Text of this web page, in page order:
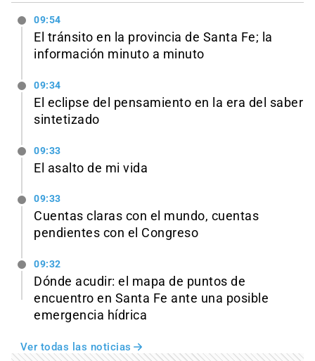
09:54
El tránsito en la provincia de Santa Fe; la
información minuto a minuto
09:34
El eclipse del pensamiento en la era del saber
sintetizado
09:33
El asalto de mi vida
09:33
Cuentas claras con el mundo, cuentas
pendientes con el Congreso
09:32
Dónde acudir: el mapa de puntos de
encuentro en Santa Fe ante una posible
emergencia hídrica
Ver todas las noticias